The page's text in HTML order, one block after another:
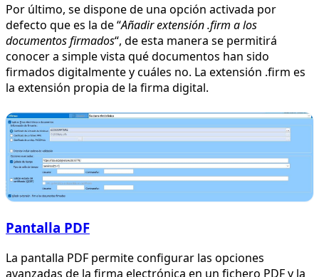
Por último, se dispone de una opción activada por
defecto que es la de “Añadir extensión .firm a los
documentos firmados“, de esta manera se permitirá
conocer a simple vista qué documentos han sido
firmados digitalmente y cuáles no. La extensión .firm es
la extensión propia de la firma digital.
Pantalla PDF
La pantalla PDF permite configurar las opciones
avanzadas de la firma electrónica en un fichero PDF y la